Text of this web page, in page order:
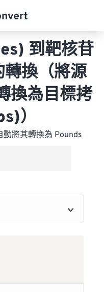
到靶核苷
換（將源
換為目標拷
）
將其轉換為 Pounds